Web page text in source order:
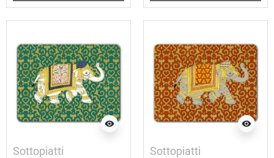
visibility
Sottopiatti
visibility
Sottopiatti